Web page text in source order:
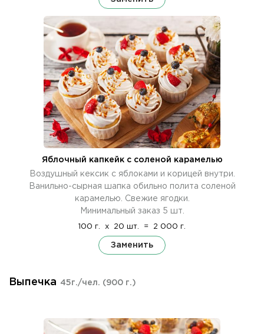
Яблочный капкейк с соленой карамелью
Воздушный кексик с яблоками и корицей внутри.
Ванильно-сырная шапка обильно полита соленой
карамелью. Свежие ягодки.
Минимальный заказ 5 шт.
100 г. x 20 шт. = 2 000 г.
Заменить
Выпечка 45г./чел. (900 г.)